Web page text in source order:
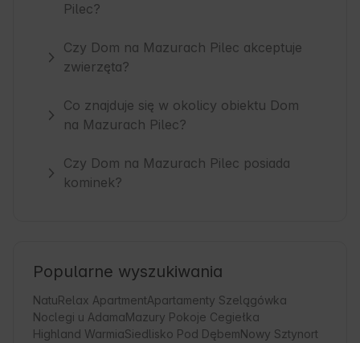
Pilec?
Czy Dom na Mazurach Pilec akceptuje
zwierzęta?
Co znajduje się w okolicy obiektu Dom
na Mazurach Pilec?
Czy Dom na Mazurach Pilec posiada
kominek?
Popularne wyszukiwania
NatuRelax ApartmentApartamenty Szelągówka
Noclegi u AdamaMazury Pokoje Cegiełka
Highland WarmiaSiedlisko Pod DębemNowy Sztynort